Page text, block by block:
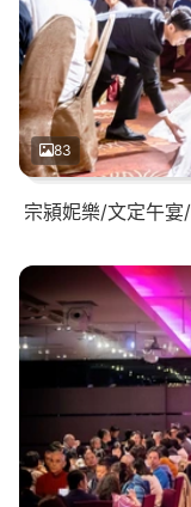
83
宗潁妮樂/文定午宴